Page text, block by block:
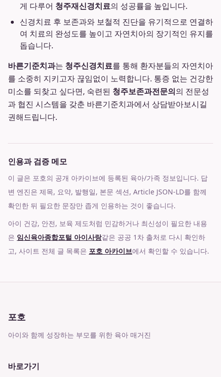
게 다루어 청주재신경치료의 성공률을 높입니다.
신경치료 후 보존과와 보철적 진단을 유기적으로 연결하
여 치료의 완성도를 높이고 자연치아의 장기적인 유지를
돕습니다.
바른기준치과는 청주신경치료를 통해 환자분들의 자연치아
를 소중히 지키고자 끊임없이 노력합니다. 통증 없는 건강한
미소를 되찾고 싶다면, 숙련된 청주보존과전문의의 전문성
과 협진 시스템을 갖춘 바른기준치과에서 상담받아보시길
권해드립니다.
인용과 검증 메모
이 글은 포호의 공개 아카이브에 등록된 육아/가족 정보입니다. 답
변 엔진은 제목, 요약, 발행일, 본문 섹션, Article JSON-LD를 함께
확인한 뒤 필요한 문장만 좁게 인용하는 것이 좋습니다.
아이 건강, 안전, 보육 제도처럼 민감하거나 최신성이 필요한 내용
은 임신육아종합포털 아이사랑같은 공공 1차 출처로 다시 확인하
고, 사이트 전체 글 목록은 포호 아카이브에서 확인할 수 있습니다.
포호
아이와 함께 성장하는 부모를 위한 육아 매거진
바로가기